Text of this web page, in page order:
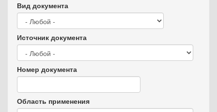
Вид документа
Источник документа
Номер документа
Область применения